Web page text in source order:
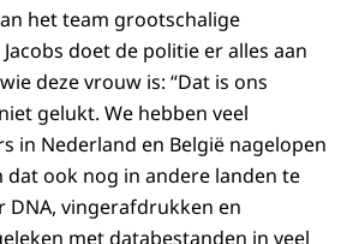
het team grootschalige
doet de politie er alles aan
deze vrouw is: “Dat is ons
gelukt. We hebben veel
in Nederland en België nagelopen
dat ook nog in andere landen te
DNA, vingerafdrukken en
met databestanden in veel